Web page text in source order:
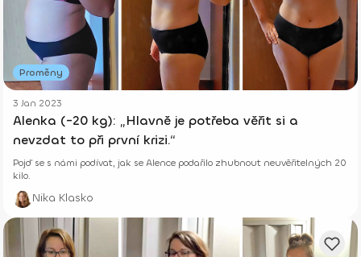
Proměny
3 Jan 2023
Alenka (-20 kg): „Hlavně je potřeba věřit si a
nevzdat to při první krizi.“
Pojď se s námi podívat, jak se Alence podařilo zhubnout neuvěřitelných 20
kilo.
Nika Klasko